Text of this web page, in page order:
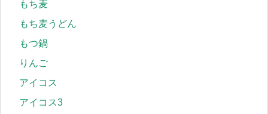
もち麦
もち麦うどん
もつ鍋
りんご
アイコス
アイコス3